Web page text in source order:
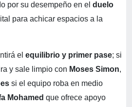
por su desempeño en el duelo
para achicar espacios a la
el equilibrio y primer pase; si
y sale limpio con Moses Simon,
si el equipo roba en medio
Mohamed que ofrece apoyo